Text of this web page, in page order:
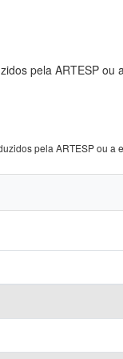
pela ARTESP
pela ARTESP ou a